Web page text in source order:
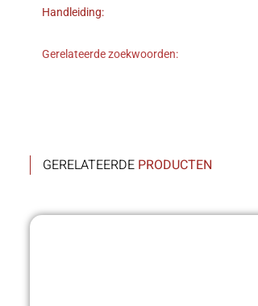
Handleiding:
Gerelateerde zoekwoorden:
GERELATEERDE PRODUCTEN